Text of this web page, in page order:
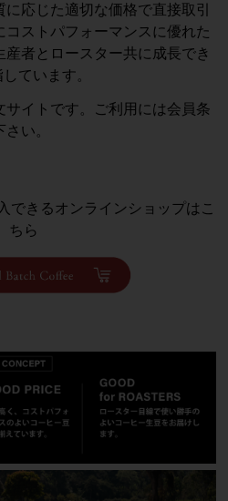
応じた適切な価格で直接取引
コストパフォーマンスに優れた
者とロースター共に成長でき
ています。
イトです。ご利用には会員条
い。
できるオンラインショップはこ
ちら